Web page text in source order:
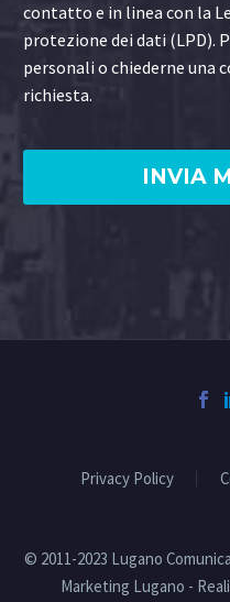
contatto e in linea con la
protezione dei dati (LPD).
personali o chiederne una
richiesta.
Privacy Policy
© 2011-2023 Lugano
Marketing Lugano -